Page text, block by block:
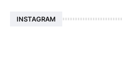
INSTAGRAM